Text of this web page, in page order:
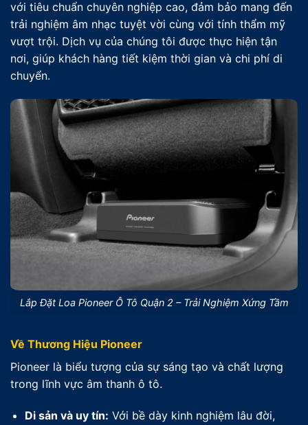
với tiêu chuẩn chuyên nghiệp cao, đảm bảo mang đến
trải nghiệm âm nhạc tuyệt vời cùng với tính thẩm mỹ
vượt trội. Dịch vụ của chúng tôi được thực hiện tận
nơi, giúp khách hàng tiết kiệm thời gian và chi phí di
chuyển.
Lắp Đặt Loa Pioneer Ô Tô Quận 2 – Trải Nghiệm Xứng Tầm
Về Thương Hiệu Pioneer
Pioneer là biểu tượng của sự sáng tạo và chất lượng
trong lĩnh vực âm thanh ô tô.
Di sản và uy tín: Với bề dày kinh nghiệm lâu đời,